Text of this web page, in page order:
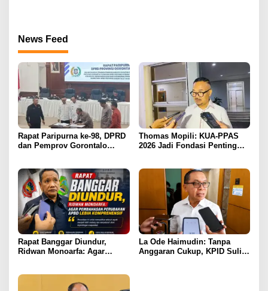
News Feed
Rapat Paripurna ke-98, DPRD
dan Pemprov Gorontalo
Thomas Mopili: KUA-PPAS
2026 Jadi Fondasi Penting
Rapat Banggar Diundur,
Ridwan Monoarfa: Agar
La Ode Haimudin: Tanpa
Anggaran Cukup, KPID Sulit